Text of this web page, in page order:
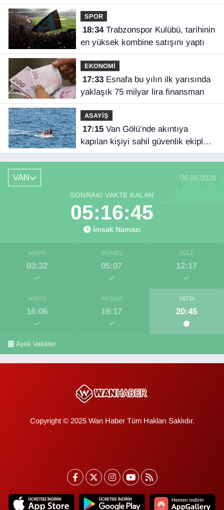
SPOR
18:34Trabzonspor Kulübü, tarihinin
en yüksek kombine satışını yaptı
EKONOMİ
17:33Esnafa bu yılın ilk yarısında
yaklaşık 75 milyar lira finansman
ASAYİŞ
17:15Van Gölü’nde akıntıya
kapılan kişiyi sahil güvenlik ekipleri
kurtardı
VAN 08.08.2026
SONRAKI VAKTE KALAN
05:16:45
İmsak Namazı
İMSAK
03:32
GÜNEŞ
05:07
ÖĞLE
12:17
İKINDI
16:06
AKŞAM
19:17
YATSI
20:45
Aylık Vakitler
Copyright © 2025 Wan Haber Tüm Hakları Saklıdır.